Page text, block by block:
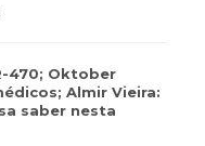
470; Oktober
Almir Vieira:
saber nesta